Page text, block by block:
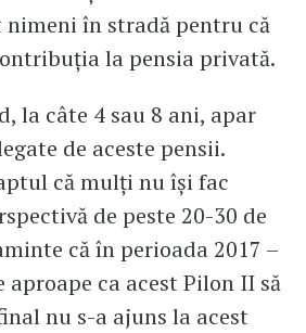
nimeni în stradă pentru că
la pensia privată.
la câte 4 sau 8 ani, apar
de aceste pensii.
că mulți nu își fac
de peste 20-30 de
că în perioada 2017 –
aproape ca acest Pilon II să
nu s-a ajuns la acest